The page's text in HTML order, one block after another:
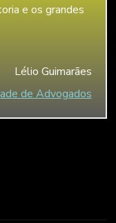
e os grandes
Lélio Guimarães
de Advogados